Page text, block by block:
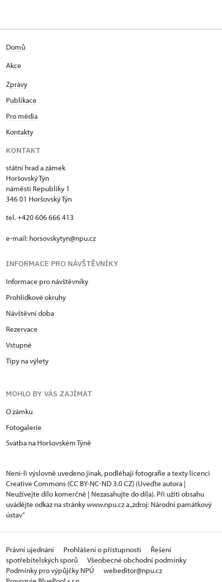
Domů
Akce
Zprávy
Publikace
Pro média
Kontakty
KONTAKT
státní hrad a zámek
Horšovský Týn
náměstí Republiky 1
346 01 Horšovský Týn
tel. +420 606 666 413
e-mail: horsovskytyn@npu.cz
INFORMACE PRO NÁVŠTĚVNÍKY
Informace pro návštěvníky
Prohlídkové okruhy
Návštěvní doba
Rezervace
Vstupné
Tipy na výlety
MOHLO BY VÁS ZAJÍMAT
O zámku
Fotogalerie
Svatba na Horšovském Týně
Není-li výslovně uvedeno jinak, podléhají fotografie a texty licenci
Creative Commons (CC BY-NC-ND 3.0 CZ) (Uveďte autora |
Neužívejte dílo komerčně | Nezasahujte do díla). Při užití obsahu
uvádějte odkaz na stránky www.npu.cz a „zdroj: Národní památkový
ústav“
Právní ujednání Prohlášení o přístupnosti
Řešení
spotřebitelských sporů
Všeobecné obchodní podmínky
Podmínky pro výpůjčky NPÚ
webeditor@npu.cz